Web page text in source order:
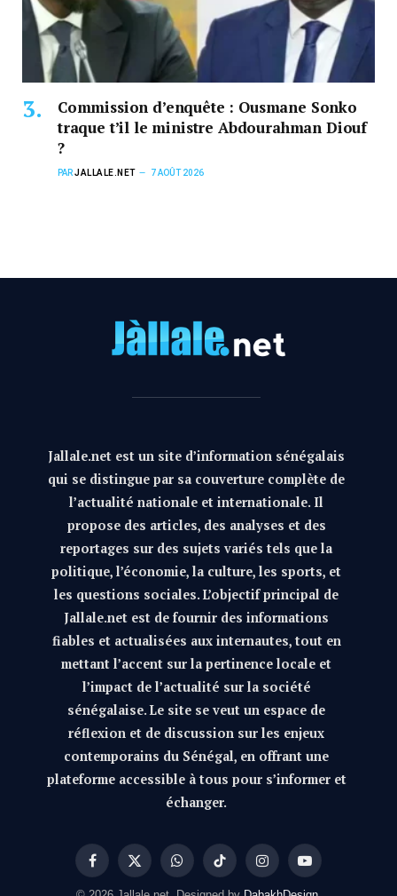
Commission d’enquête : Ousmane Sonko
traque t’il le ministre Abdourahman Diouf
?
PARJALLALE.NET 7 AOÛT 2026
Jallale.net est un site d’information sénégalais
qui se distingue par sa couverture complète de
l’actualité nationale et internationale. Il
propose des articles, des analyses et des
reportages sur des sujets variés tels que la
politique, l’économie, la culture, les sports, et
les questions sociales. L’objectif principal de
Jallale.net est de fournir des informations
fiables et actualisées aux internautes, tout en
mettant l’accent sur la pertinence locale et
l’impact de l’actualité sur la société
sénégalaise. Le site se veut un espace de
réflexion et de discussion sur les enjeux
contemporains du Sénégal, en offrant une
plateforme accessible à tous pour s’informer et
échanger.
Facebook
X
(Twitter)
WhatsAppTikTok InstagramYouTube